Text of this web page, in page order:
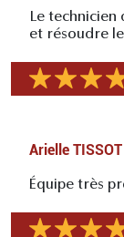
Le technicien
et résoudre
Arielle TISSOT
Équipe très